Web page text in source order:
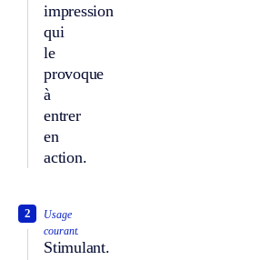
impression
qui
le
provoque
à
entrer
en
action.
Usage
courant.
Stimulant.
2